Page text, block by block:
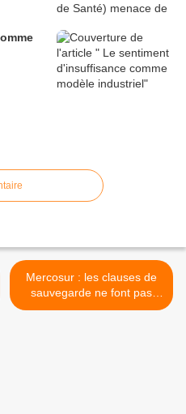
Mercosur : les clauses de
sauvegarde ne font pas
partie de l'accord >